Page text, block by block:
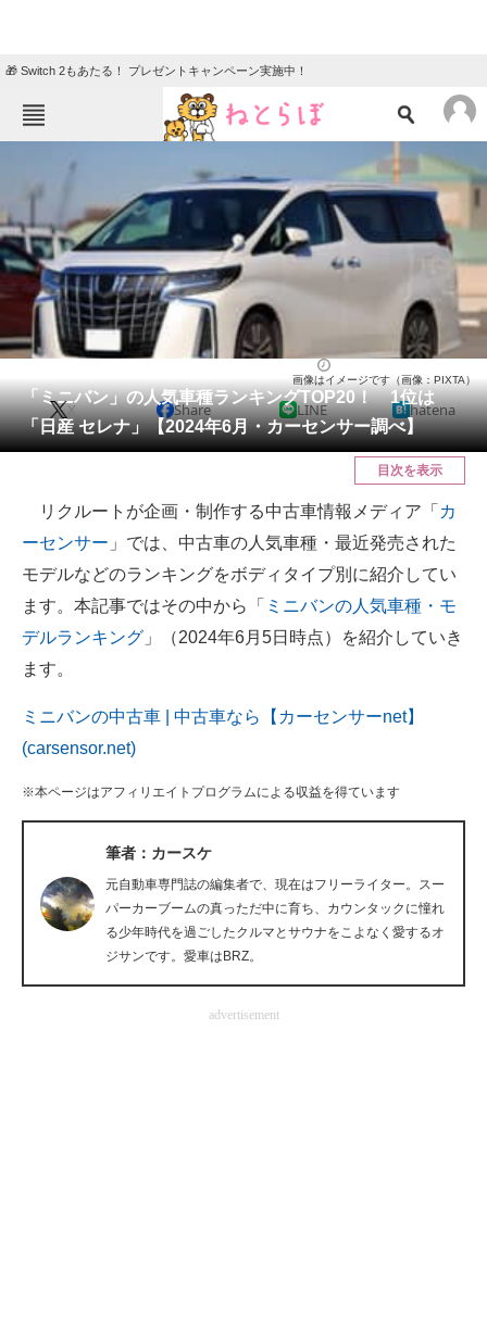
🎁 Switch 2もあたる！ プレゼントキャンペーン実施中！
ニュース
エンタメ クイズ
グルメ
住まい 教育・育児
動物 リサーチ
会員記事
メディア
ITの今と未来を見通す
スマホと通信の最新トレンド
進化するPCとデバイスの未来
好きが集まる 比べて選べる
ビジネスと働き方のヒント
経営リーダーのコミュニティ
マーケ×ITの今がよく分かる
ITエンジニア向け専門サイト
「ミニバン」の人気車種ランキングTOP20！ 1位は
「日産 セレナ」【2024年6月・カーセンサー調べ】
画像はイメージです（画像：PIXTA）
X Share LINE hatena
目次を表示
リクルートが企画・制作する中古車情報メディア「 カ
ーセンサー 」では、中古車の人気車種・最近発売された
モデルなどのランキングをボディタイプ別に紹介してい
ます。本記事ではその中から「 ミニバンの人気車種・モ
デルランキング 」（2024年6月5日時点）を紹介していき
ます。
ミニバンの中古車 | 中古車なら【カーセンサーnet】
(carsensor.net)
※本ページはアフィリエイトプログラムによる収益を得ています
筆者：カースケ
元自動車専門誌の編集者で、現在はフリーライター。スー
パーカーブームの真っただ中に育ち、カウンタックに憧れ
る少年時代を過ごしたクルマとサウナをこよなく愛するオ
ジサンです。愛車はBRZ。
advertisement